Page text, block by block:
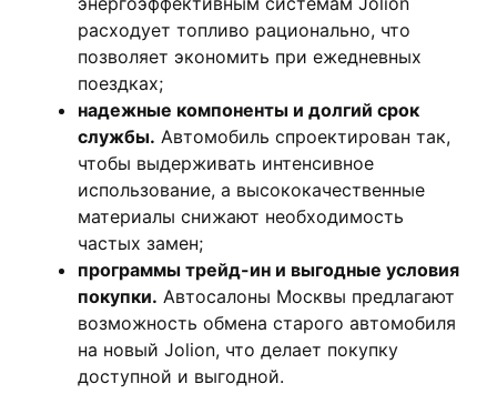
расходует топливо рационально, что
позволяет экономить при ежедневных
поездках;
надежные компоненты и долгий срок
службы. Автомобиль спроектирован так,
чтобы выдерживать интенсивное
использование, а высококачественные
материалы снижают необходимость
частых замен;
программы трейд-ин и выгодные условия
покупки. Автосалоны Москвы предлагают
возможность обмена старого автомобиля
на новый Jolion, что делает покупку
доступной и выгодной.